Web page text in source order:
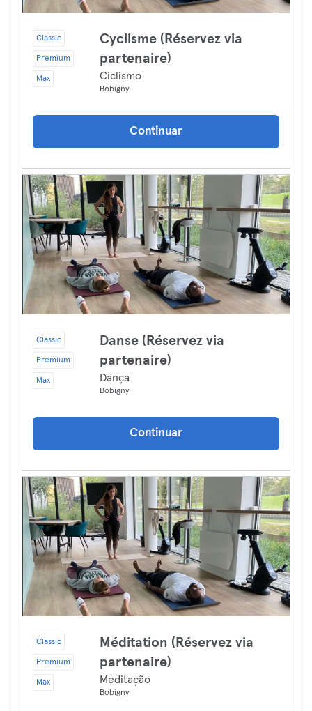
Classic
Premium
Max
Cyclisme (Réservez via
partenaire)
Ciclismo
Bobigny
Continuar
Classic
Premium
Max
Danse (Réservez via
partenaire)
Dança
Bobigny
Continuar
Classic
Premium
Max
Méditation (Réservez via
partenaire)
Meditação
Bobigny